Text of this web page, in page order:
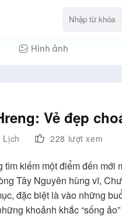
Hình ảnh
Vẻ đẹp
228 lượt xem
tìm kiếm một điểm đến
Tây Nguyên hùng vĩ,
đặc biệt là vào những
khoảnh khắc “sống